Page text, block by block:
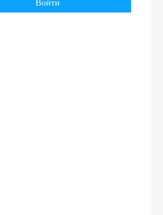
Войти